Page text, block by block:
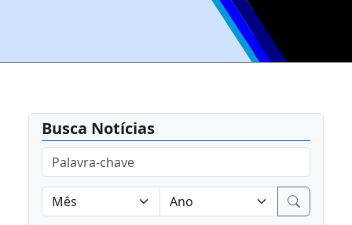
Busca Notícias